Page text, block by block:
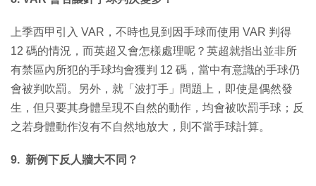
上季西甲引入 VAR，不時也見到因手球而使用 VAR 判得
12 碼的情況，而英超又會怎樣處理呢？英超就指出並非所
有禁區內所犯的手球均會獲判 12 碼，當中有意識的手球仍
會被判吹罰。另外，就「波打手」問題上，即使是偶然發
生，但只要其身體呈現不自然的動作，均會被吹罰手球；反
之若身體動作沒有不自然地放大，則不當手球計算。
9. 新例下反人牆大不同？